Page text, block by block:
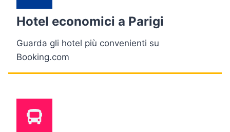
Hotel economici a Parigi
Guarda gli hotel più convenienti su
Booking.com